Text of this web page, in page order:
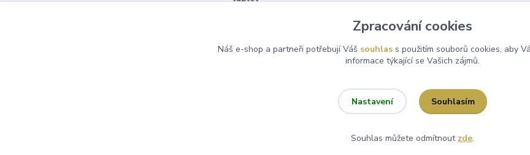
Investování do reálného zlata, stříbra aZpracování cookies
Náš e-shop a partneři potřebují Váš souhlass použitím souborů cookies, aby
informace týkající se Vašich zájmů.
Nastavení Souhlasím
Souhlas můžete odmítnout zde.